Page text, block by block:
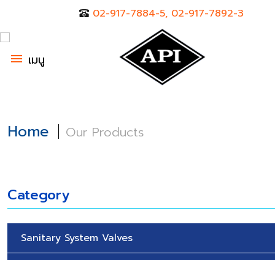
02-917-7884-5, 02-917-7892-3
menu เมนู
Home Our Products
Category
Sanitary System Valves